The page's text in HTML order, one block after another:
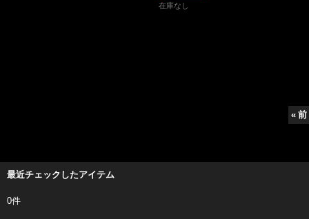
在庫なし
« 前
最近チェックしたアイテム
0件